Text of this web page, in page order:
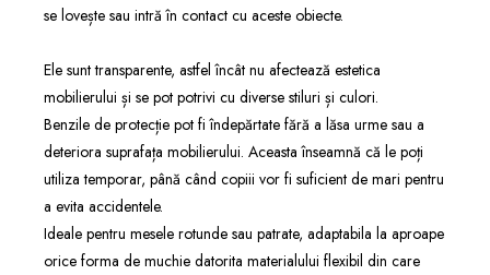
se lovește sau intră în contact cu aceste obiecte.
Ele sunt transparente, astfel încât nu afectează estetica
mobilierului și se pot potrivi cu diverse stiluri și culori.
Benzile de protecție pot fi îndepărtate fără a lăsa urme sau a
deteriora suprafața mobilierului. Aceasta înseamnă că le poți
utiliza temporar, până când copiii vor fi suficient de mari pentru
a evita accidentele.
Ideale pentru mesele rotunde sau patrate, adaptabila la aproape
orice forma de muchie datorita materialului flexibil din care